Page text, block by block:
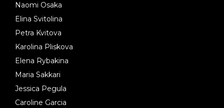
Naomi Osaka
Elina Svitolina
Petra Kvitova
Karolina Pliskova
Elena Rybakina
Maria Sakkari
Jessica Pegula
Caroline Garcia